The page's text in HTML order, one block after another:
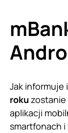
Jak
roku zostanie
aplikacji
smartfonach